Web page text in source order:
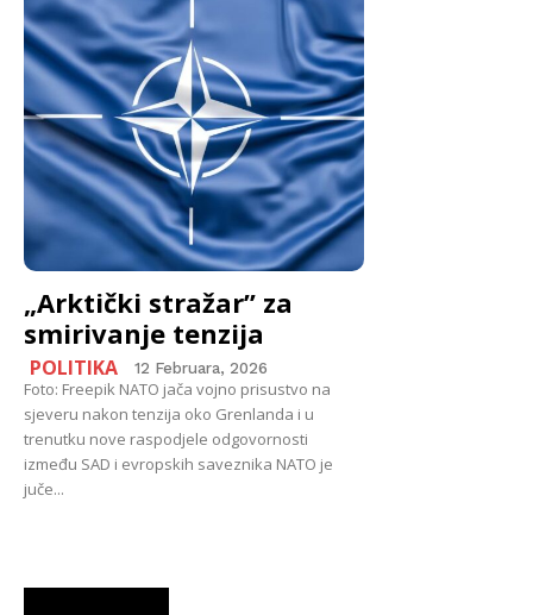
„Arktički stražar” za
smirivanje tenzija
POLITIKA 12 Februara, 2026
Foto: Freepik NATO jača vojno prisustvo na
sjeveru nakon tenzija oko Grenlanda i u
trenutku nove raspodjele odgovornosti
između SAD i evropskih saveznika NATO je
juče...